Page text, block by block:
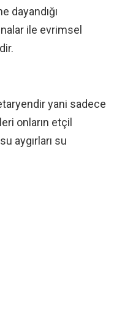
dayandığı
ile evrimsel
yani sadece
onların etçil
aygırları su